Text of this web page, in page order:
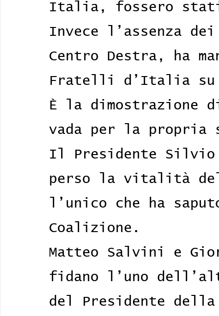
Italia, fossero
Invece l’assenza
Centro Destra, ha
Fratelli d’Italia
È la dimostrazione
vada per la propria
Il Presidente Silvio
perso la vitalità
l’unico che ha
Coalizione.
Matteo Salvini e
fidano l’uno
del Presidente